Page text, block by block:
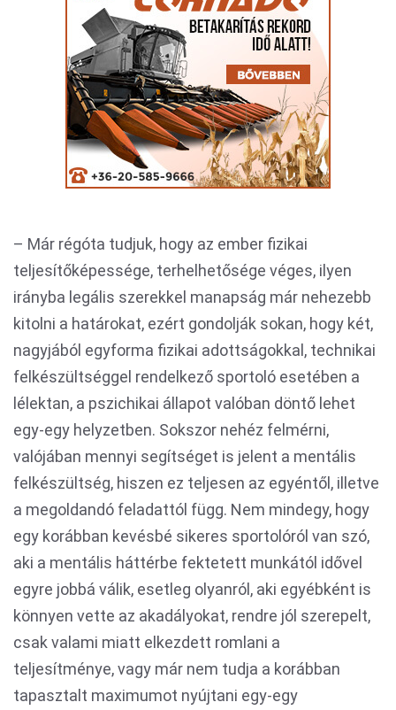
– Már régóta tudjuk, hogy az ember fizikai
teljesítőképessége, terhelhetősége véges, ilyen
irányba legális szerekkel manapság már nehezebb
kitolni a határokat, ezért gondolják sokan, hogy két,
nagyjából egyforma fizikai adottságokkal, technikai
felkészültséggel rendelkező sportoló esetében a
lélektan, a pszichikai állapot valóban döntő lehet
egy-egy helyzetben. Sokszor nehéz felmérni,
valójában mennyi segítséget is jelent a mentális
felkészültség, hiszen ez teljesen az egyéntől, illetve
a megoldandó feladattól függ. Nem mindegy, hogy
egy korábban kevésbé sikeres sportolóról van szó,
aki a mentális háttérbe fektetett munkától idővel
egyre jobbá válik, esetleg olyanról, aki egyébként is
könnyen vette az akadályokat, rendre jól szerepelt,
csak valami miatt elkezdett romlani a
teljesítménye, vagy már nem tudja a korábban
tapasztalt maximumot nyújtani egy-egy